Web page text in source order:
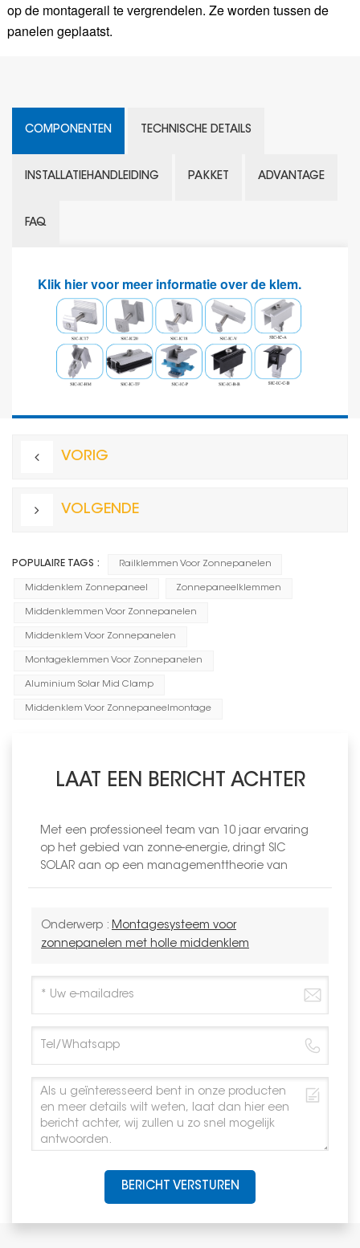
op de montagerail te vergrendelen. Ze worden tussen de
panelen geplaatst.
COMPONENTEN TECHNISCHE DETAILS
INSTALLATIEHANDLEIDING PAKKET ADVANTAGE
FAQ
Klik hier voor meer informatie over de klem.
VORIG
VOLGENDE
POPULAIRE TAGS : Railklemmen Voor Zonnepanelen
Middenklem Zonnepaneel Zonnepaneelklemmen
Middenklemmen Voor Zonnepanelen
Middenklem Voor Zonnepanelen
Montageklemmen Voor Zonnepanelen
Aluminium Solar Mid Clamp
Middenklem Voor Zonnepaneelmontage
LAAT EEN BERICHT ACHTER
Met een professioneel team van 10 jaar ervaring
op het gebied van zonne-energie, dringt SIC
SOLAR aan op een managementtheorie van
Onderwerp : Montagesysteem voor
zonnepanelen met holle middenklem
BERICHT VERSTUREN